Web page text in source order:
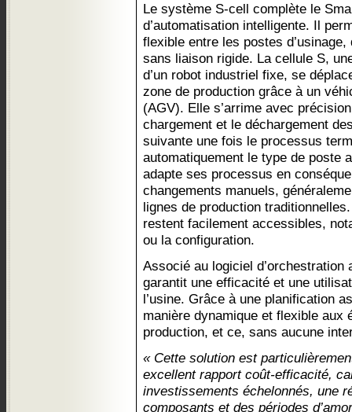
Le système S-cell complète le
d’automatisation intelligente. Il
flexible entre les postes
sans liaison rigide. La cellule S,
d’un robot industriel fixe, se
zone de production grâce à un
(AGV). Elle s’arrime avec
chargement et le déchargement
suivante une fois le processus
automatiquement le type de poste
adapte ses processus en
changements manuels,
lignes de production
restent facilement accessibles,
ou la configuration.
Associé au logiciel
garantit une efficacité et une
l’usine. Grâce à une planification
manière dynamique et flexible aux
production, et ce, sans aucune
« Cette solution est
excellent rapport coût-efficacité,
investissements échelonnés, une
composants et des périodes